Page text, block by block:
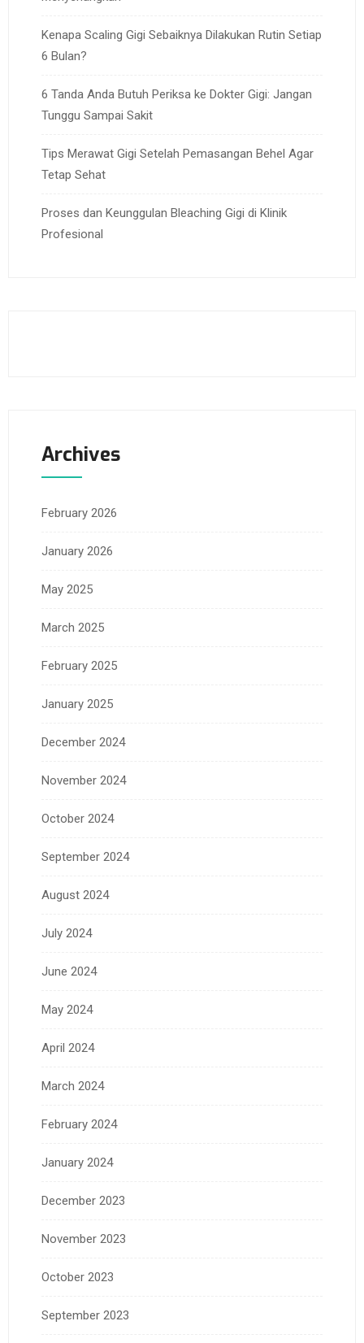
Kenapa Scaling Gigi Sebaiknya Dilakukan Rutin Setiap
6 Bulan?
6 Tanda Anda Butuh Periksa ke Dokter Gigi: Jangan
Tunggu Sampai Sakit
Tips Merawat Gigi Setelah Pemasangan Behel Agar
Tetap Sehat
Proses dan Keunggulan Bleaching Gigi di Klinik
Profesional
Archives
February 2026
January 2026
May 2025
March 2025
February 2025
January 2025
December 2024
November 2024
October 2024
September 2024
August 2024
July 2024
June 2024
May 2024
April 2024
March 2024
February 2024
January 2024
December 2023
November 2023
October 2023
September 2023